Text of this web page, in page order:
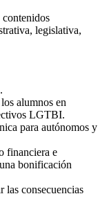
legislativa,
alumnos en
LGTBI.
para autónomos y
financiera e
bonificación
las consecuencias